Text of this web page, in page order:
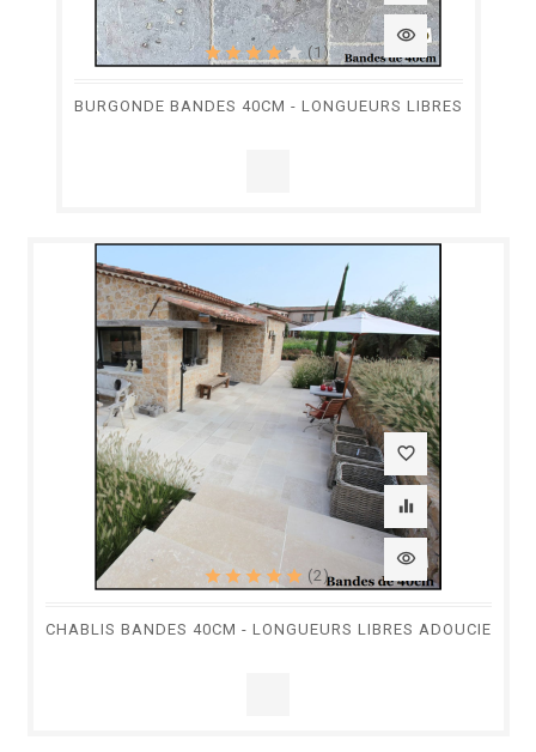
visibility
(1)
BURGONDE BANDES 40CM - LONGUEURS LIBRES
favorite_border
equalizer
visibility
(2)
CHABLIS BANDES 40CM - LONGUEURS LIBRES ADOUCIE